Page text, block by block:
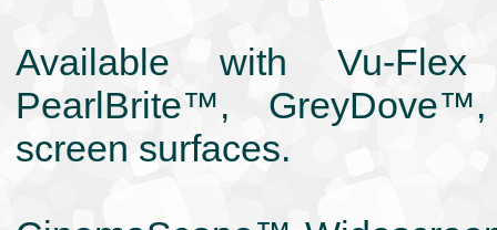
Available with Vu-
PearlBrite™,
screen surfaces.